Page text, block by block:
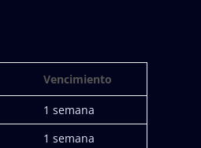
Vencimiento
1 semana
1 semana